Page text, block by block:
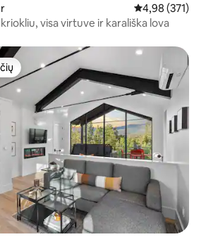
Vidutinis
4,98 (371)
visa virtuve ir karališka lova